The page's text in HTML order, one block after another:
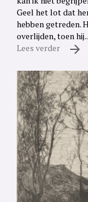
Geel het lot dat
hebben getreden.
overlijden, toen
Lees verder